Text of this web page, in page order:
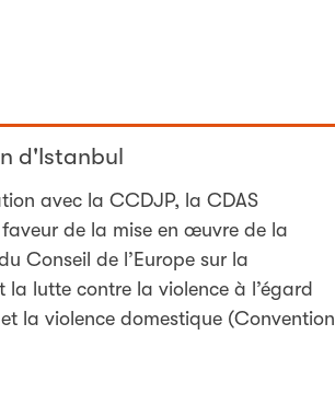
d'Istanbul
avec la CCDJP, la CDAS
faveur de la mise en œuvre de la
Conseil de l’Europe sur la
la lutte contre la violence à l’égard
la violence domestique (Convention